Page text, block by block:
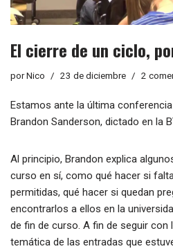
El cierre de un ciclo,
porNico 23 de diciembre 2
Estamos ante la última
Brandon Sanderson, dictado en la
Al principio, Brandon explica
curso en sí, como qué hacer si
permitidas, qué hacer si quedan
encontrarlos a ellos en la
de fin de curso. A fin de seguir
temática de las entradas que